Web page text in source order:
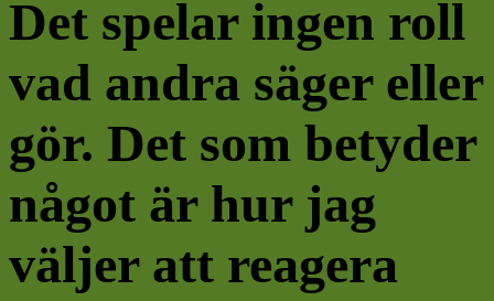
Det spelar ingen roll
vad andra säger eller
gör. Det som betyder
något är hur jag
väljer att reagera